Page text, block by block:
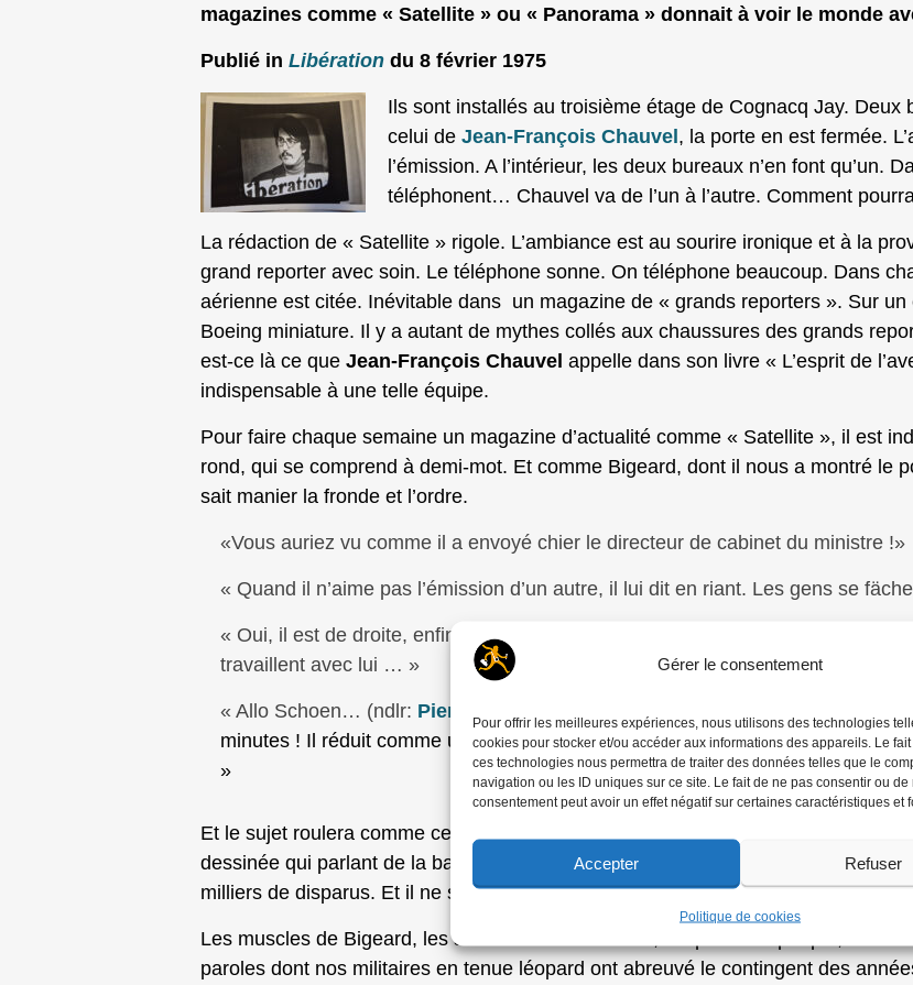
Gérer le consentement
Pour offrir les meilleures expériences, nous utilisons des technologies
cookies pour stocker et/ou accéder aux informations des appareils. Le
ces technologies nous permettra de traiter des données telles que le
navigation ou les ID uniques sur ce site. Le fait de ne pas consentir ou de
consentement peut avoir un effet négatif sur certaines caractéristiques et
Accepter Refuser
Politique de cookies
magazines comme « Satellite » ou « Panorama » donnait à voir le monde
Publié in Libération du 8 février 1975
Ils sont installés au troisième étage de Cognacq Jay. Deux
celui de Jean-François Chauvel, la porte en est fermée.
l’émission. A l’intérieur, les deux bureaux n’en font qu’un.
téléphonent… Chauvel va de l’un à l’autre. Comment
La rédaction de « Satellite » rigole. L’ambiance est au sourire ironique et à la
grand reporter avec soin. Le téléphone sonne. On téléphone beaucoup. Dans
aérienne est citée. Inévitable dans un magazine de « grands reporters ». Sur
Boeing miniature. Il y a autant de mythes collés aux chaussures des grands
est-ce là ce que Jean-François Chauvel appelle dans son livre « L’esprit de
indispensable à une telle équipe.
Pour faire chaque semaine un magazine d’actualité comme « Satellite », il est
rond, qui se comprend à demi-mot. Et comme Bigeard, dont il nous a montré le
sait manier la fronde et l’ordre.
«Vous auriez vu comme il a envoyé chier le directeur de cabinet du ministre !»
« Quand il n’aime pas l’émission d’un autre, il lui dit en riant. Les gens se
« Oui, il est de droite, enfin il a un esprit que l’on qualifie de droite. Mais il n’y
travaillent avec lui … »
« Allo Schoen… (ndlr: Pierre Schoendoerffer Jean-François à l’appareil…
minutes ! Il réduit comme une peau de chagrin ton Bigeard.Bon, si tu trouves
»
Et le sujet roulera comme cela sur le télécinéma… Un portrait à coups de serpe
dessinée qui parlant de la bataille d’Alger dira : « Deux blessés par bombe !
milliers de disparus. Et il ne suffit pas de déclarer : « Nous étions des cons…
Les muscles de Bigeard, les soldats sans chemises, les paras du peuple,
paroles dont nos militaires en tenue léopard ont abreuvé le contingent des